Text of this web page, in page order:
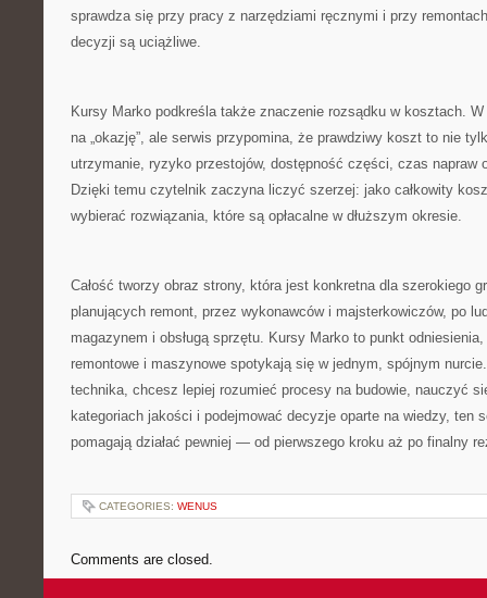
sprawdza się przy pracy z narzędziami ręcznymi i przy
decyzji są uciążliwe.
Kursy Marko podkreśla także znaczenie rozsądku w kosztach.
na „okazję”, ale serwis przypomina, że prawdziwy koszt to nie
utrzymanie, ryzyko przestojów, dostępność części, czas napraw
Dzięki temu czytelnik zaczyna liczyć szerzej: jako całkowity
wybierać rozwiązania, które są opłacalne w dłuższym okresie.
Całość tworzy obraz strony, która jest konkretna dla szerokiego
planujących remont, przez wykonawców i majsterkowiczów, po
magazynem i obsługą sprzętu. Kursy Marko to punkt
remontowe i maszynowe spotykają się w jednym, spójnym
technika, chcesz lepiej rozumieć procesy na budowie, nauczyć
kategoriach jakości i podejmować decyzje oparte na wiedzy, ten
pomagają działać pewniej — od pierwszego kroku aż po finalny
CATEGORIES: WENUS
Comments are closed.